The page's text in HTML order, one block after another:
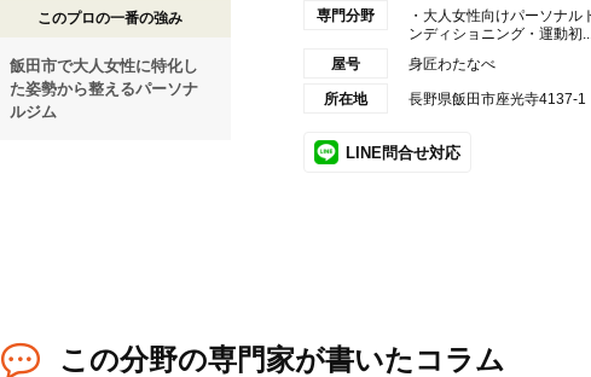
このプロの一番の強み
飯田市で大人女性に特化し
た姿勢から整えるパーソナ
ルジム
専門分野
・大人女性向けパーソナ
ンディショニング・運動初
屋号
身匠わたなべ
所在地 長野県飯田市座光寺4137-1
LINE問合せ対応
この分野の専門家が書いたコラム